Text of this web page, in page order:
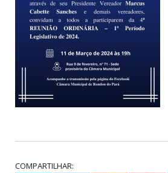
COMPARTILHAR: